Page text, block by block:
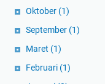
Oktober (1)
September (1)
Maret (1)
Februari (1)